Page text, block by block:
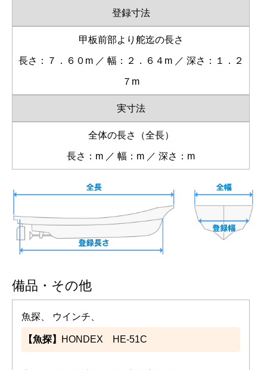
登録寸法
甲板前部より舵迄の長さ
長さ：７．６０m ／ 幅：２．６４m ／ 深さ：１．２
７m
実寸法
全体の長さ（全長）
長さ：m ／ 幅：m ／ 深さ：m
備品・その他
魚探、 ウインチ、
【魚探】 HONDEX HE-51C